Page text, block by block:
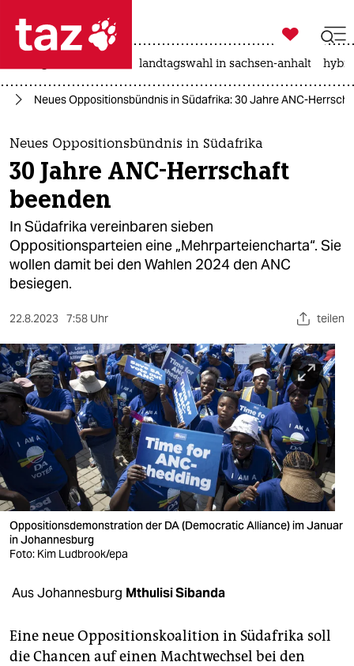
 taz zahl ich
taz zahl ich
themen
politik
öko
gesellschaft
kultur
sport
berlin
nord
wahrheit
verlag
verlag
veranstaltungen
shop
fragen & hilfe
abo

taz zahl ich
landtagswahl in sachsen-anhalt
Neues Oppositionsbündnis in Südafrika: 30 Jahre ANC-
Neues Oppositionsbündnis in Südafrika
30 Jahre ANC-Herrschaft
beenden
In Südafrika vereinbaren sieben
Oppositionsparteien eine „Mehrparteiencharta“. Sie
wollen damit bei den Wahlen 2024 den ANC
besiegen.
22.8.2023 7:58 Uhr teilen
Oppositionsdemonstration der DA (Democratic Alliance) im Januar
in Johannesburg
Foto: Kim Ludbrook/epa
Aus Johannesburg Mthulisi Sibanda
Eine neue Oppositionskoalition in Südafrika soll
die Chancen auf einen Machtwechsel bei den